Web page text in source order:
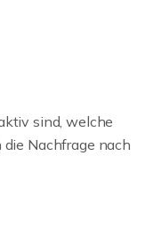
sind, welche
Nachfrage nach